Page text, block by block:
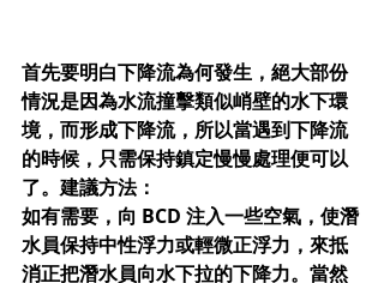
首先要明白下降流為何發生，絕大部份
情況是因為水流撞擊類似峭壁的水下環
境，而形成下降流，所以當遇到下降流
的時候，只需保持鎮定慢慢處理便可以
了。建議方法：
如有需要，向 BCD 注入一些空氣，使潛
水員保持中性浮力或輕微正浮力，來抵
消正把潛水員向水下拉的下降力。當然